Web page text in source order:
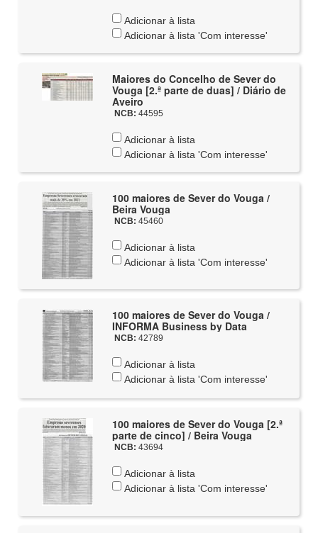
Adicionar à lista
Adicionar à lista 'Com interesse'
Maiores do Concelho de Sever do
Vouga [2.ª parte de duas] / Diário de
Aveiro
NCB: 44595
Adicionar à lista
Adicionar à lista 'Com interesse'
100 maiores de Sever do Vouga /
Beira Vouga
NCB: 45460
Adicionar à lista
Adicionar à lista 'Com interesse'
100 maiores de Sever do Vouga /
INFORMA Business by Data
NCB: 42789
Adicionar à lista
Adicionar à lista 'Com interesse'
100 maiores de Sever do Vouga [2.ª
parte de cinco] / Beira Vouga
NCB: 43694
Adicionar à lista
Adicionar à lista 'Com interesse'